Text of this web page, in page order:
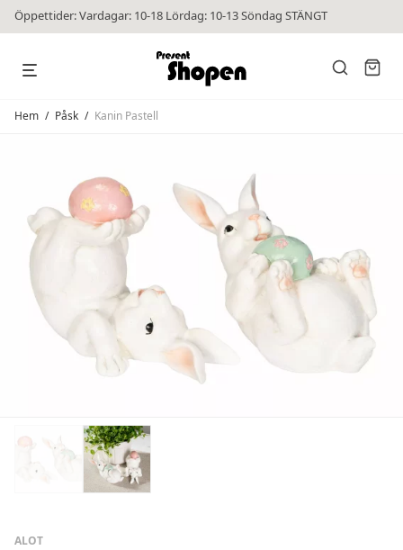
Öppettider: Vardagar: 10-18 Lördag: 10-13 Söndag STÄNGT
Hem / Påsk / Kanin Pastell
ALOT